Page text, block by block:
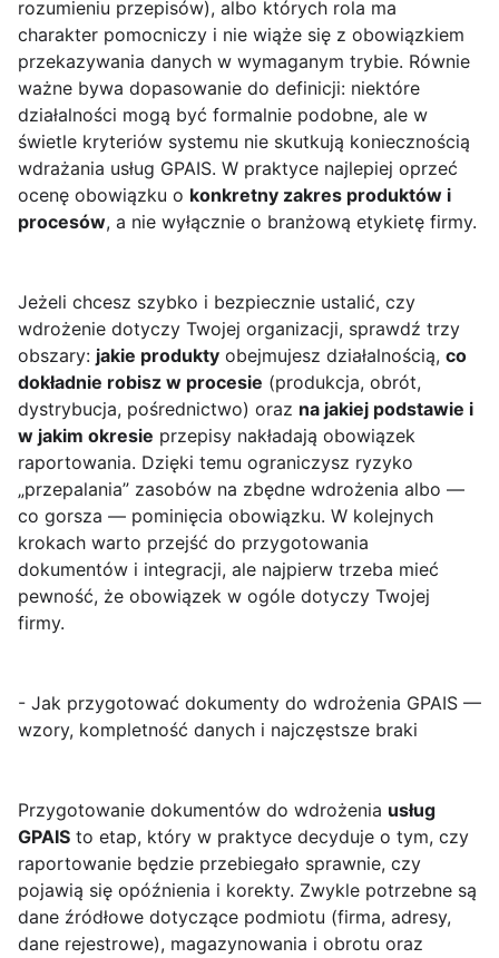
rozumieniu przepisów), albo których rola ma
charakter pomocniczy i nie wiąże się z obowiązkiem
przekazywania danych w wymaganym trybie. Równie
ważne bywa dopasowanie do definicji: niektóre
działalności mogą być formalnie podobne, ale w
świetle kryteriów systemu nie skutkują koniecznością
wdrażania usług GPAIS. W praktyce najlepiej oprzeć
ocenę obowiązku o konkretny zakres produktów i
procesów, a nie wyłącznie o branżową etykietę firmy.
Jeżeli chcesz szybko i bezpiecznie ustalić, czy
wdrożenie dotyczy Twojej organizacji, sprawdź trzy
obszary: jakie produkty obejmujesz działalnością, co
dokładnie robisz w procesie (produkcja, obrót,
dystrybucja, pośrednictwo) oraz na jakiej podstawie i
w jakim okresie przepisy nakładają obowiązek
raportowania. Dzięki temu ograniczysz ryzyko
„przepalania” zasobów na zbędne wdrożenia albo —
co gorsza — pominięcia obowiązku. W kolejnych
krokach warto przejść do przygotowania
dokumentów i integracji, ale najpierw trzeba mieć
pewność, że obowiązek w ogóle dotyczy Twojej
firmy.
- Jak przygotować dokumenty do wdrożenia GPAIS —
wzory, kompletność danych i najczęstsze braki
Przygotowanie dokumentów do wdrożenia usług
GPAIS to etap, który w praktyce decyduje o tym, czy
raportowanie będzie przebiegało sprawnie, czy
pojawią się opóźnienia i korekty. Zwykle potrzebne są
dane źródłowe dotyczące podmiotu (firma, adresy,
dane rejestrowe), magazynowania i obrotu oraz